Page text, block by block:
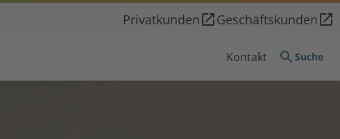
Privatkunden Geschäftskunden
Kontakt Suche